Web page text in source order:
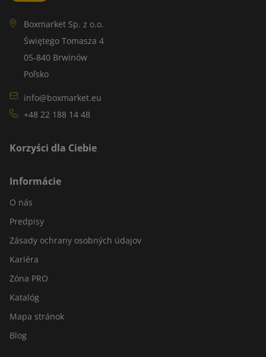
Boxmarket Sp. z o.o.
Świętego Tomasza 4
05-840 Brwinów
Poľsko
info@boxmarket.eu
+48 22 188 14 48
Korzyści dla Ciebie
Informácie
O nás
Predpisy
Zásady ochrany osobných údajov
Kariéra
Zóna PRO
Katalóg
Mapa stránok
Blog